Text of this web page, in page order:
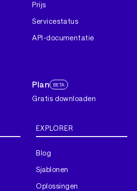
Prijs
Servicestatus
API-documentatie
Plan BETA
Gratis downloaden
EXPLORER
Blog
Sjablonen
Oplossingen